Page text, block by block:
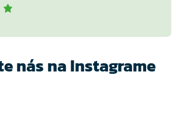
nás na Instagrame